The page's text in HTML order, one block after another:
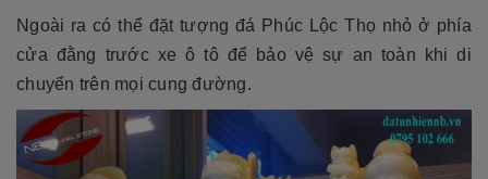
Ngoài ra có thể đặt tượng đá Phúc Lộc Thọ nhỏ ở phía
cửa đằng trước xe ô tô để bảo vệ sự an toàn khi di
chuyển trên mọi cung đường.